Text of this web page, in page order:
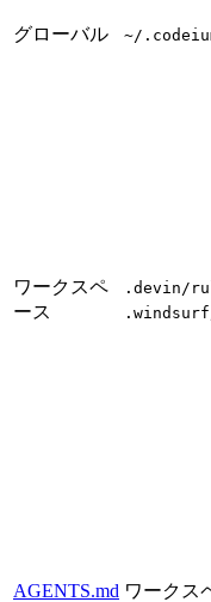
グローバル ~/
ワークスペ
ース
.devin/
AGENTS.md ワークス